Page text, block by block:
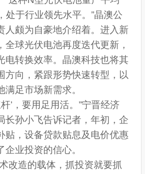
处于行业领先水平。”晶澳公
人颇为自豪地介绍着。进入新
全球光伏电池再度迭代更新，
电转换效率。晶澳科技也将其
方向，紧跟形势快速转型，以
满足市场新需求。
杆’，要用足用活。”宁晋经济
长孙小飞告诉记者，年初，企
贴，设备贷款贴息及电价优惠
业投资的信心。
改造的载体，抓投资就要抓